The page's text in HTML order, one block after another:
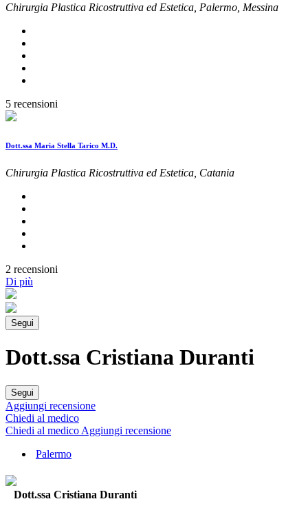
Chirurgia Plastica Ricostruttiva ed Estetica, Palermo, Messina
5 recensioni
Dott.ssa Maria Stella Tarico M.D.
Chirurgia Plastica Ricostruttiva ed Estetica, Catania
2 recensioni
Di più
Segui
Dott.ssa Cristiana Duranti
Segui
Aggiungi recensione
Chiedi al medico
Chiedi al medico Aggiungi recensione
Palermo
Dott.ssa Cristiana Duranti